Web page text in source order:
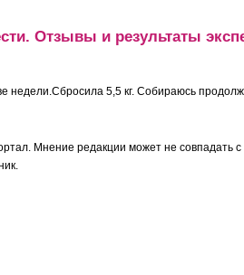
Отзывы и результаты
недели.Сбросила 5,5 кг. Собираюсь
Мнение редакции может не совпадать